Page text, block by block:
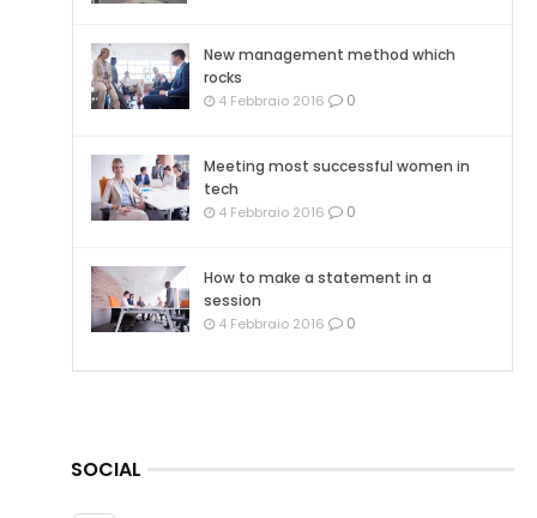
New management method which
rocks
4 Febbraio 2016 0
Meeting most successful women in
tech
4 Febbraio 2016 0
How to make a statement in a
session
4 Febbraio 2016 0
SOCIAL